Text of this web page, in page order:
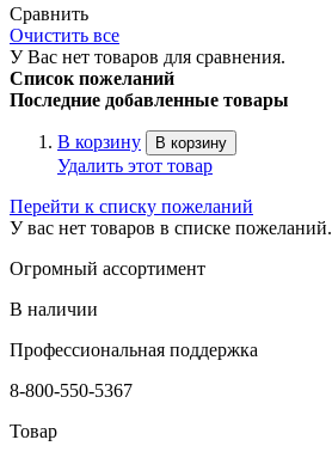
Сравнить
Очистить все
У Вас нет товаров для сравнения.
Список пожеланий
Последние добавленные товары
В корзину В корзину
Удалить этот товар
Перейти к списку пожеланий
У вас нет товаров в списке пожеланий.
Огромный ассортимент
В наличии
Профессиональная поддержка
8-800-550-5367
Товар